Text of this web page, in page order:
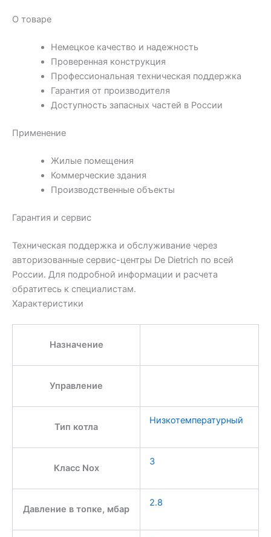
О товаре
Немецкое качество и надежность
Проверенная конструкция
Профессиональная техническая поддержка
Гарантия от производителя
Доступность запасных частей в России
Применение
Жилые помещения
Коммерческие здания
Производственные объекты
Гарантия и сервис
Техническая поддержка и обслуживание через
авторизованные сервис-центры De Dietrich по всей
России. Для подробной информации и расчета
обратитесь к специалистам.
Характеристики
Назначение
Управление
Тип котла
Низкотемпературный
Класс Nox
3
Давление в топке, мбар
2.8